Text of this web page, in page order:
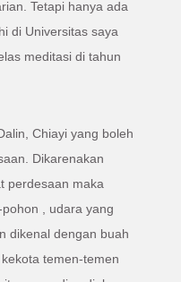
Tetapi hanya ada
di Universitas saya
meditasi di tahun
Chiayi yang boleh
Dikarenakan
perdesaan maka
, udara yang
dikenal dengan buah
temen-temen